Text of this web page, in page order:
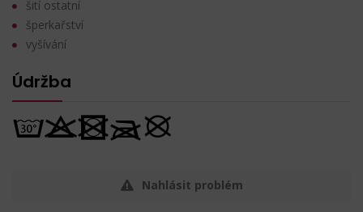
šití ostatní
šperkařství
vyšívání
Údržba
Nahlásit problém